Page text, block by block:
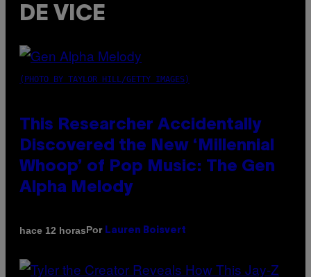
DE VICE
(PHOTO BY TAYLOR HILL/GETTY IMAGES)
This Researcher Accidentally
Discovered the New ‘Millennial
Whoop’ of Pop Music: The Gen
Alpha Melody
hace 12 horasPor Lauren Boisvert